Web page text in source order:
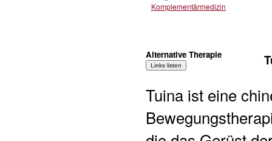
Komplementärmedizin
Alternative Therapie
Tuina ist eine